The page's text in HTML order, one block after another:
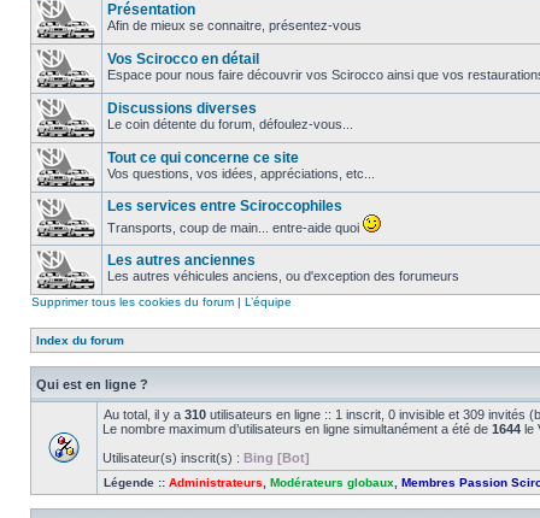
Présentation
Afin de mieux se connaitre, présentez-vous
Vos Scirocco en détail
Espace pour nous faire découvrir vos Scirocco ainsi que vos
Discussions diverses
Le coin détente du forum, défoulez-vous...
Tout ce qui concerne ce site
Vos questions, vos idées, appréciations, etc...
Les services entre Sciroccophiles
Transports, coup de main... entre-aide quoi
Les autres anciennes
Les autres véhicules anciens, ou d'exception des forumeurs
Supprimer tous les cookies du forum | L’équipe
Index du forum
Qui est en ligne ?
Au total, il y a 310 utilisateurs en ligne :: 1 inscrit, 0 invisible et 309 invités
Le nombre maximum d’utilisateurs en ligne simultanément a été de 1644 le
Utilisateur(s) inscrit(s) : Bing [Bot]
Légende :: Administrateurs Modérateurs globaux Membres Passion